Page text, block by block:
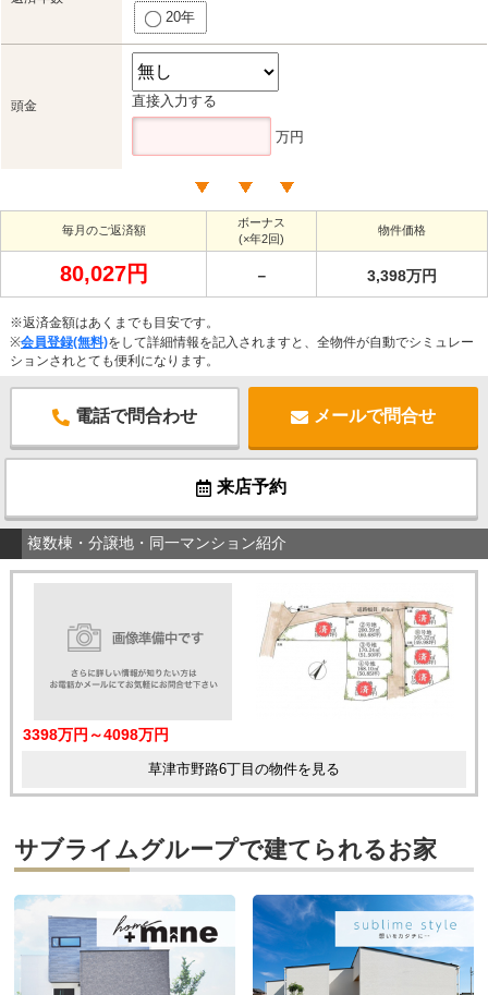
20年
頭金 直接入力する
万円
毎月のご返済額
ボーナス
(×年2回)
物件価格
80,027円 － 3,398万円
※返済金額はあくまでも目安です。
※会員登録(無料)をして詳細情報を記入されますと、全物件が自動でシミュレー
ションされとても便利になります。
電話で問合わせ メールで問合せ
来店予約
複数棟・分譲地・同一マンション紹介
3398万円～4098万円
草津市野路6丁目の物件を見る
サブライムグループで建てられるお家